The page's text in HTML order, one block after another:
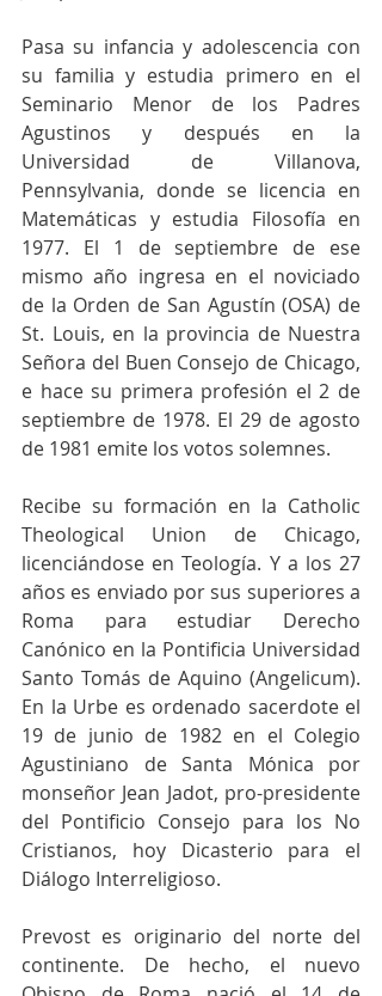
Pasa su infancia y adolescencia con
su familia y estudia primero en el
Seminario Menor de los Padres
Agustinos y después en la
Universidad de Villanova,
Pennsylvania, donde se licencia en
Matemáticas y estudia Filosofía en
1977. El 1 de septiembre de ese
mismo año ingresa en el noviciado
de la Orden de San Agustín (OSA) de
St. Louis, en la provincia de Nuestra
Señora del Buen Consejo de Chicago,
e hace su primera profesión el 2 de
septiembre de 1978. El 29 de agosto
de 1981 emite los votos solemnes.
Recibe su formación en la Catholic
Theological Union de Chicago,
licenciándose en Teología. Y a los 27
años es enviado por sus superiores a
Roma para estudiar Derecho
Canónico en la Pontificia Universidad
Santo Tomás de Aquino (Angelicum).
En la Urbe es ordenado sacerdote el
19 de junio de 1982 en el Colegio
Agustiniano de Santa Mónica por
monseñor Jean Jadot, pro-presidente
del Pontificio Consejo para los No
Cristianos, hoy Dicasterio para el
Diálogo Interreligioso.
Prevost es originario del norte del
continente. De hecho, el nuevo